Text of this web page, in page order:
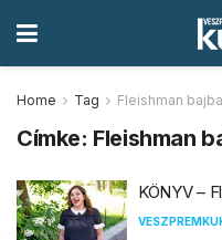
Home Tag Fleishman
Címke: Fleishman
KÖNYV –